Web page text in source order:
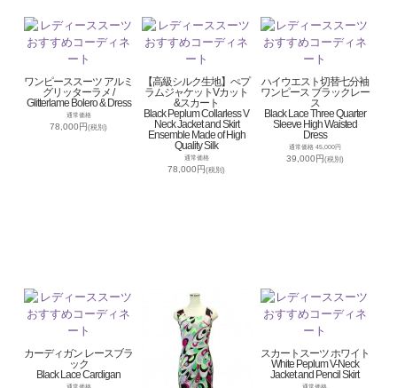
ワンピーススーツ アルミ
グリッターラメ /
Glitterlame Bolero & Dress
通常価格
78,000円(税別)
【高級シルク生地】ぺプ
ラムジャケットVカット
&スカート
Black Peplum Collarless V
Neck Jacket and Skirt
Ensemble Made of High
Quality Silk
通常価格
78,000円(税別)
ハイウエスト切替七分袖
ワンピース ブラックレー
ス
Black Lace Three Quarter
Sleeve High Waisted
Dress
通常価格 45,000円
39,000円(税別)
カーディガン レースブラ
ック
Black Lace Cardigan
スカートスーツ ホワイト
White Peplum V-Neck
Jacket and Pencil Skirt